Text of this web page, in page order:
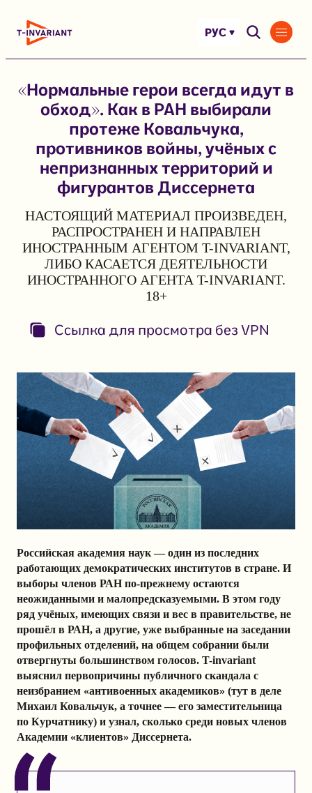
РУС
«Нормальные герои всегда идут в
обход». Как в РАН выбирали
протеже Ковальчука,
противников войны, учёных с
непризнанных территорий и
фигурантов Диссернета
НАСТОЯЩИЙ МАТЕРИАЛ ПРОИЗВЕДЕН,
РАСПРОСТРАНЕН И НАПРАВЛЕН
ИНОСТРАННЫМ АГЕНТОМ T-INVARIANT,
ЛИБО КАСАЕТСЯ ДЕЯТЕЛЬНОСТИ
ИНОСТРАННОГО АГЕНТА T-INVARIANT.
18+
Ссылка для просмотра без VPN
Российская академия наук — один из последних
работающих демократических институтов в стране. И
выборы членов РАН по-прежнему остаются
неожиданными и малопредсказуемыми. В этом году
ряд учёных, имеющих связи и вес в правительстве, не
прошёл в РАН, а другие, уже выбранные на заседании
профильных отделений, на общем собрании были
отвергнуты большинством голосов. T-invariant
выяснил первопричины публичного скандала с
неизбранием «антивоенных академиков» (тут в деле
Михаил Ковальчук, а точнее — его заместительница
по Курчатнику) и узнал, сколько среди новых членов
Академии «клиентов» Диссернета.